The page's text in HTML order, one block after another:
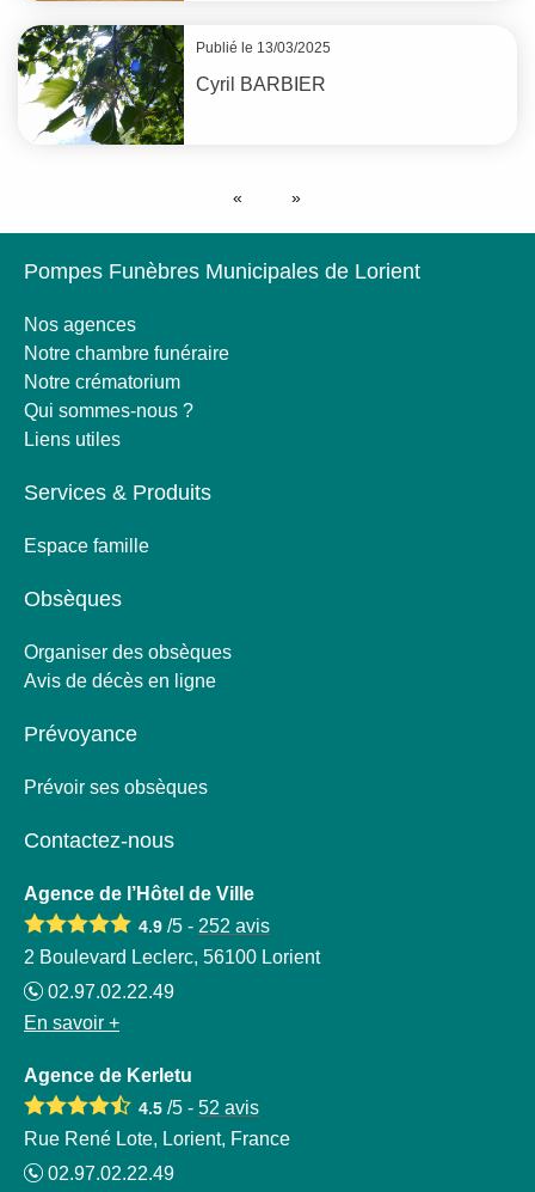
Publié le 13/03/2025
Cyril BARBIER
Pompes Funèbres Municipales de Lorient
Nos agences
Notre chambre funéraire
Notre crématorium
Qui sommes-nous ?
Liens utiles
Services & Produits
Espace famille
Obsèques
Organiser des obsèques
Avis de décès en ligne
Prévoyance
Prévoir ses obsèques
Contactez-nous
Agence de l’Hôtel de Ville
4.9 /5 - 252 avis
2 Boulevard Leclerc, 56100 Lorient
02.97.02.22.49
En savoir +
Agence de Kerletu
4.5 /5 - 52 avis
Rue René Lote, Lorient, France
02.97.02.22.49